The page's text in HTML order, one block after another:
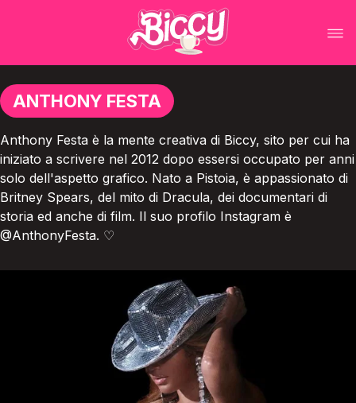
ANTHONY FESTA
Anthony Festa è la mente creativa di Biccy, sito per cui ha
iniziato a scrivere nel 2012 dopo essersi occupato per anni
solo dell'aspetto grafico. Nato a Pistoia, è appassionato di
Britney Spears, del mito di Dracula, dei documentari di
storia ed anche di film. Il suo profilo Instagram è
@AnthonyFesta. ♡